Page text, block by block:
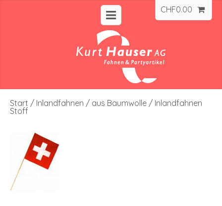
CHF0.00
Start / Inlandfahnen / aus Baumwolle / Inlandfahnen
Stoff